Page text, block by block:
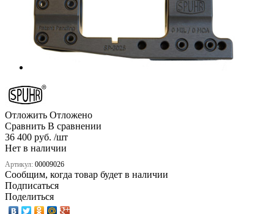
Отложить Отложено
Сравнить В сравнении
36 400 руб. /шт
Нет в наличии
Артикул: 00009026
Сообщим, когда товар будет в наличии
Подписаться
Поделиться